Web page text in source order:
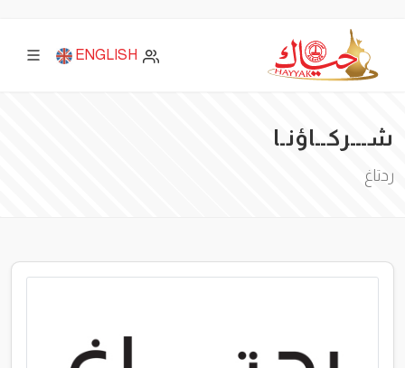
ENGLISH
شـــركــاؤنـا
ردتاغ